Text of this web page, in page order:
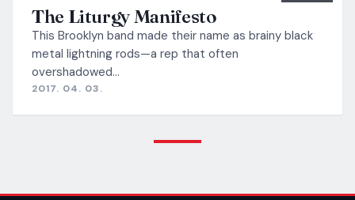
The Liturgy Manifesto
This Brooklyn band made their name as brainy black
metal lightning rods—a rep that often
overshadowed…
2017. 04. 03.